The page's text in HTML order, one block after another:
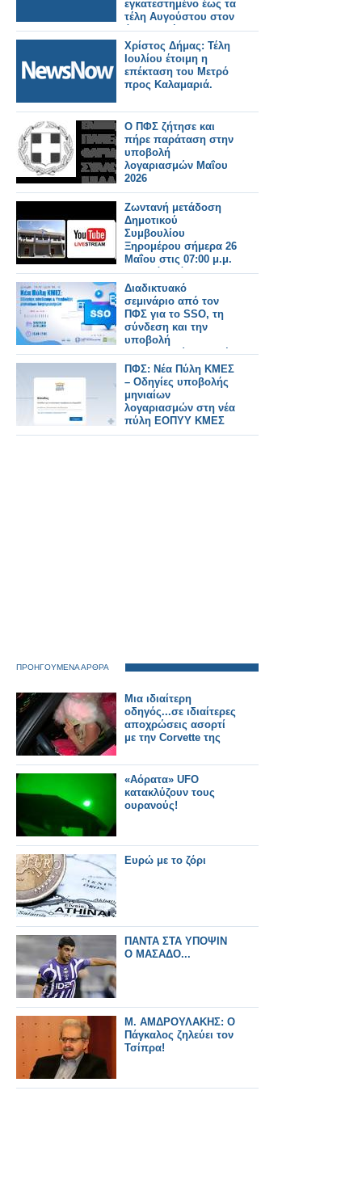
εγκατεστημένο έως τα
τέλη Αυγούστου στον
άξονα Αθήνα –
Θεσσαλονίκη».
Χρίστος Δήμας: Τέλη
Ιουλίου έτοιμη η
επέκταση του Μετρό
προς Καλαμαριά.
Ο ΠΦΣ ζήτησε και
πήρε παράταση στην
υποβολή
λογαριασμών Μαΐου
2026
Ζωντανή μετάδοση
Δημοτικού
Συμβουλίου
Ξηρομέρου σήμερα 26
Μαΐου στις 07:00 μ.μ.
Τεχνικό Πρόγραμμα
και δημοτικά τέλη
στην ημερήσια
διάταξη.
Διαδικτυακό
σεμινάριο από τον
ΠΦΣ για το SSO, τη
σύνδεση και την
υποβολή
λογαριασμών στη νέα
πύλη ΕΟΠΥΥ-ΚΜΕΣ
ΠΦΣ: Νέα Πύλη ΚΜΕΣ
– Οδηγίες υποβολής
μηνιαίων
λογαριασμών στη νέα
πύλη ΕΟΠΥΥ ΚΜΕΣ
ΠΡΟΗΓΟΥΜΕΝΑ ΑΡΘΡΑ
Μια ιδιαίτερη
οδηγός...σε ιδιαίτερες
αποχρώσεις ασορτί
με την Corvette της
«Αόρατα» UFO
κατακλύζουν τους
ουρανούς!
Ευρώ με το ζόρι
ΠΑΝΤΑ ΣΤΑ ΥΠΟΨΙΝ
Ο ΜΑΣΑΔΟ...
Μ. ΑΜΔΡΟΥΛΑΚΗΣ: Ο
Πάγκαλος ζηλεύει τον
Τσίπρα!